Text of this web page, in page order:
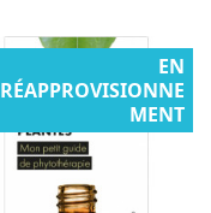
EN
RÉAPPROVISIONNE
MENT